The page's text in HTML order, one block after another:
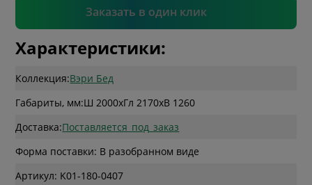
Заказать в один клик
Подтвердить
Характеристики:
Коллекция:Вэри Бед
Габариты, мм:Ш 2000xГл 2170xВ 1260
Доставка:Поставляется_под_заказ
Форма поставки: В разобранном виде
Артикул: K01-180-0407